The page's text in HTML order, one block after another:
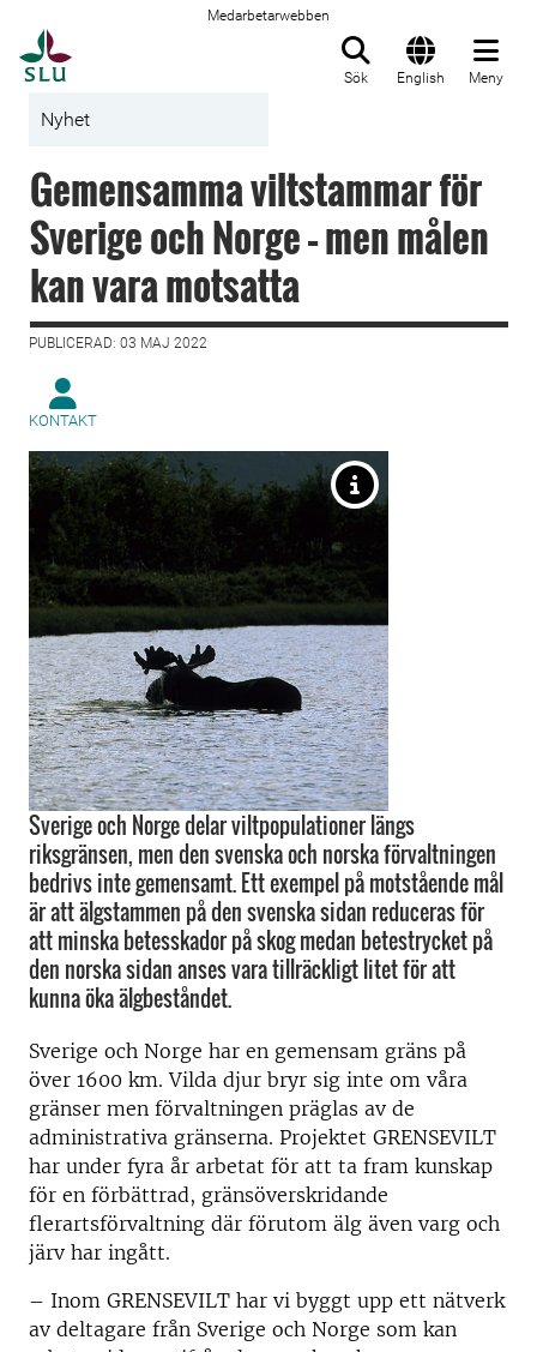
Medarbetarwebben
Sök English Meny
Nyhet
Gemensamma viltstammar för
Sverige och Norge – men målen
kan vara motsatta
PUBLICERAD: 03 MAJ 2022
KONTAKT
Sverige och Norge delar viltpopulationer längs
riksgränsen, men den svenska och norska förvaltningen
bedrivs inte gemensamt. Ett exempel på motstående mål
är att älgstammen på den svenska sidan reduceras för
att minska betesskador på skog medan betestrycket på
den norska sidan anses vara tillräckligt litet för att
kunna öka älgbeståndet.
Sverige och Norge har en gemensam gräns på
över 1600 km. Vilda djur bryr sig inte om våra
gränser men förvaltningen präglas av de
administrativa gränserna. Projektet GRENSEVILT
har under fyra år arbetat för att ta fram kunskap
för en förbättrad, gränsöverskridande
flerartsförvaltning där förutom älg även varg och
järv har ingått.
– Inom GRENSEVILT har vi byggt upp ett nätverk
av deltagare från Sverige och Norge som kan